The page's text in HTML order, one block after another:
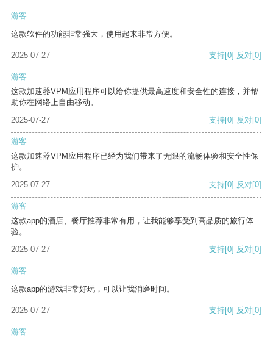
游客
这款软件的功能非常强大，使用起来非常方便。
2025-07-27 支持[0] 反对[0]
游客
这款加速器VPM应用程序可以给你提供最高速度和安全性的连接，并帮
助你在网络上自由移动。
2025-07-27
支持[0] 反对[0]
游客
这款加速器VPM应用程序已经为我们带来了无限的流畅体验和安全性保
护。
2025-07-27
支持[0] 反对[0]
游客
这款app的酒店、餐厅推荐非常有用，让我能够享受到高品质的旅行体
验。
2025-07-27
支持[0] 反对[0]
游客
这款app的游戏非常好玩，可以让我消磨时间。
2025-07-27 支持[0] 反对[0]
游客